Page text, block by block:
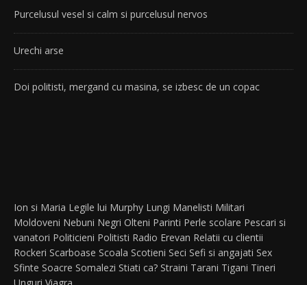
Purcelusul vesel si calm si purcelusul nervos
Urechi arse
Doi politisti, mergand cu masina, se izbesc de un copac
Ion si Maria Legile lui Murphy Lungi Manelisti Militari
Moldoveni Nebuni Negri Olteni Parinti Perle scolare Pescari si
vanatori Politicieni Politisti Radio Erevan Relatii cu clientii
Rockeri Scarboase Scoala Scotieni Seci Sefi si angajati Sex
Sfinte Soacre Somalezi Stiati ca? Straini Tarani Tigani Tineri